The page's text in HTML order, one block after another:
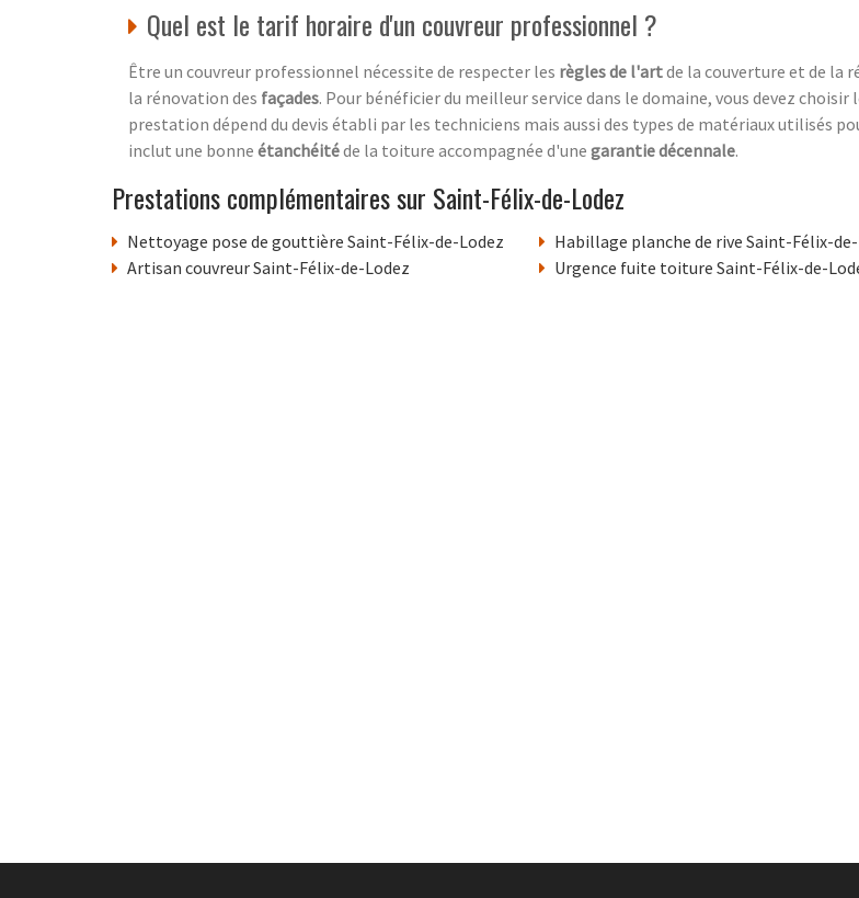
Quel est le tarif horaire d'un couvreur professionnel ?
Être un couvreur professionnel nécessite de respecter les règles de l'artde la couverture et de la
la rénovation des façades. Pour bénéficier du meilleur service dans le domaine, vous devez
prestation dépend du devis établi par les techniciens mais aussi des types de matériaux utilisés
inclut une bonne étanchéitéde la toiture accompagnée d'une garantie décennale.
Prestations complémentaires sur Saint-Félix-de-Lodez
Nettoyage pose de gouttière Saint-Félix-de-Lodez
Artisan couvreur Saint-Félix-de-Lodez
Habillage planche de rive Saint-Félix-
Urgence fuite toiture Saint-Félix-de-